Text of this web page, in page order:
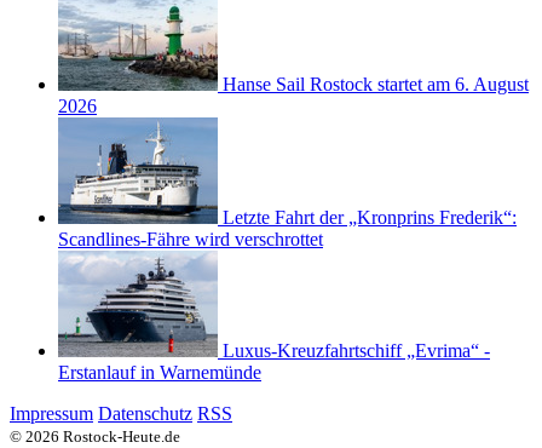
Hanse Sail Rostock startet am 6. August
2026
Letzte Fahrt der „Kronprins Frederik“:
Scandlines-Fähre wird verschrottet
Luxus-Kreuzfahrtschiff „Evrima“ -
Erstanlauf in Warnemünde
Impressum Datenschutz RSS
© 2026 Rostock-Heute.de